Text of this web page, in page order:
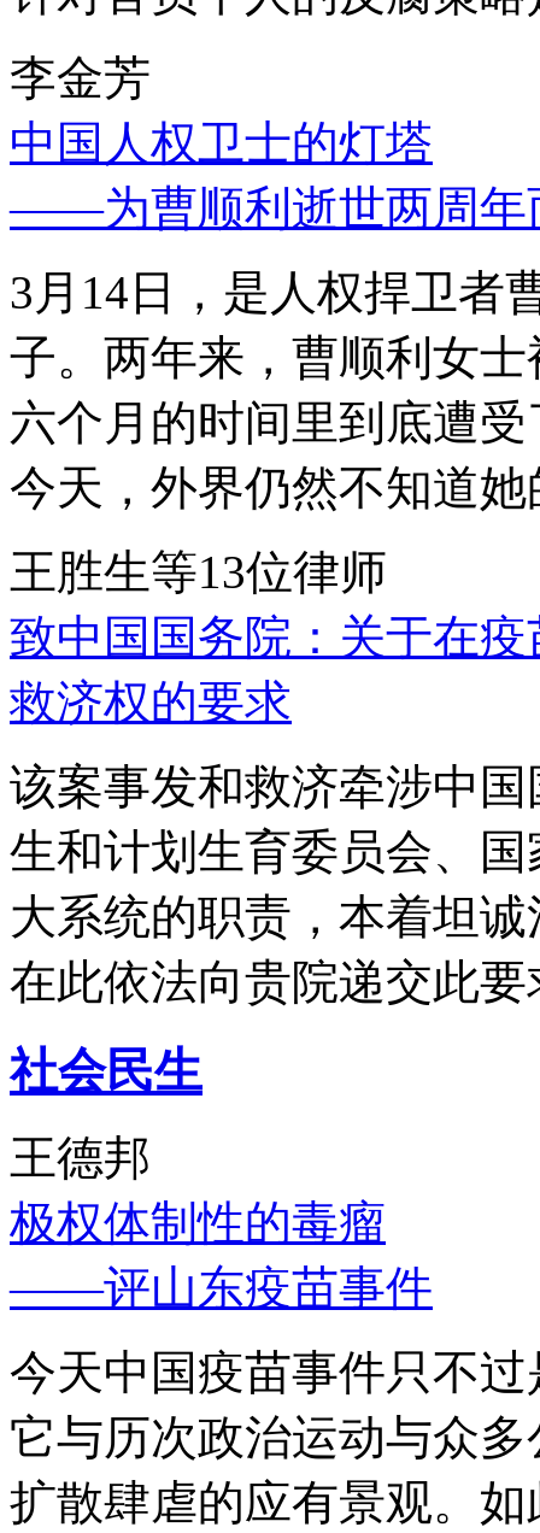
李金芳
中国人权卫士的灯塔
——为曹顺利逝世两周年
3月14日，是人权捍卫者
子。两年来，曹顺利女
六个月的时间里到底遭
今天，外界仍然不知道
王胜生等13位律师
致中国国务院：关于在
救济权的要求
该案事发和救济牵涉中
生和计划生育委员会、
大系统的职责，本着坦
在此依法向贵院递交此要
社会民生
王德邦
极权体制性的毒瘤
——评山东疫苗事件
今天中国疫苗事件只不
它与历次政治运动与众
扩散肆虐的应有景观。